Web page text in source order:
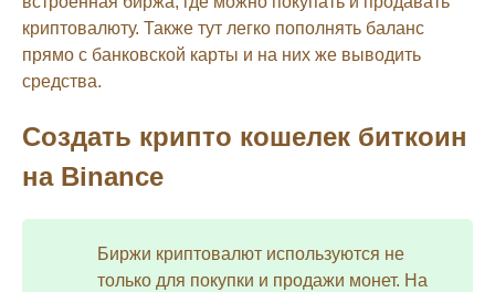
криптовалюту. Также тут легко пополнять баланс
прямо с банковской карты и на них же выводить
средства.
Создать крипто кошелек биткоин
на Binance
Биржи криптовалют используются не
только для покупки и продажи монет. На